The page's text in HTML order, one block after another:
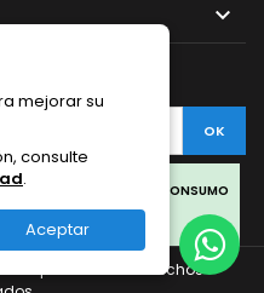

mejorar su
consulte
.
Aceptar
Rss LinkedIn
Y NO PARA CONSUMO
EN ESTA WEB PROVIENEN DEL
Shop. Todos los derechos